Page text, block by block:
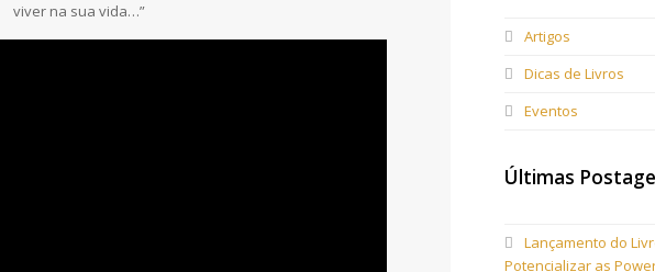
viver na sua vida…”
Artigos
Dicas de Livros
Eventos
Últimas
Lançamento do
Potencializar as